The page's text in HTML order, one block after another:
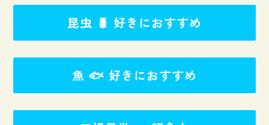
昆虫 🐛 好きにおすすめ
魚 🐟 好きにおすすめ